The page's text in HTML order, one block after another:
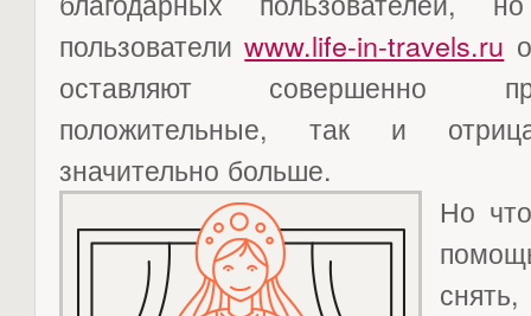
пользователиwww.life-in-travels.ru
оставляют совершенно
положительные, так и
значительно больше.
Но